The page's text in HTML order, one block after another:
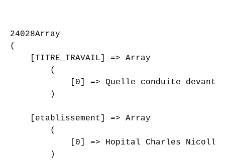
24028Array
(
    [TITRE_TRAVAIL] => Array
        (
[0] => Quelle conduite devant
        )
    [etablissement] => Array
        (
            [0] => Hopital Charles Nicolle
        )